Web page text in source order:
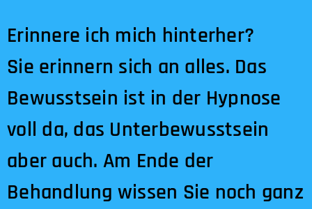
Erinnere ich mich hinterher?
Sie erinnern sich an alles. Das
Bewusstsein ist in der Hypnose
voll da, das Unterbewusstsein
aber auch. Am Ende der
Behandlung wissen Sie noch ganz